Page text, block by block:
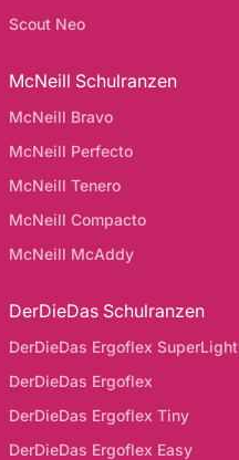
Scout Neo
McNeill Schulranzen
McNeill Bravo
McNeill Perfecto
McNeill Tenero
McNeill Compacto
McNeill McAddy
DerDieDas Schulranzen
DerDieDas Ergoflex SuperLight
DerDieDas Ergoflex
DerDieDas Ergoflex Tiny
DerDieDas Ergoflex Easy